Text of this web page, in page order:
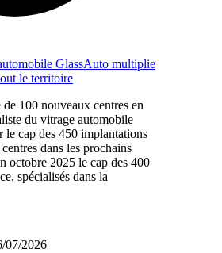
GlassAuto multiplie
le territoire
100 nouveaux centres en
du vitrage automobile
le cap des 450 implantations
dans les prochains
octobre 2025 le cap des 400
spécialisés dans la
07/2026